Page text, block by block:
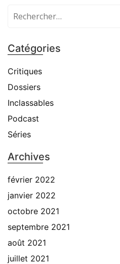
h
r
c
e
r
Catégories
Critiques
Dossiers
Inclassables
Podcast
Séries
Archives
février 2022
janvier 2022
octobre 2021
septembre 2021
août 2021
juillet 2021